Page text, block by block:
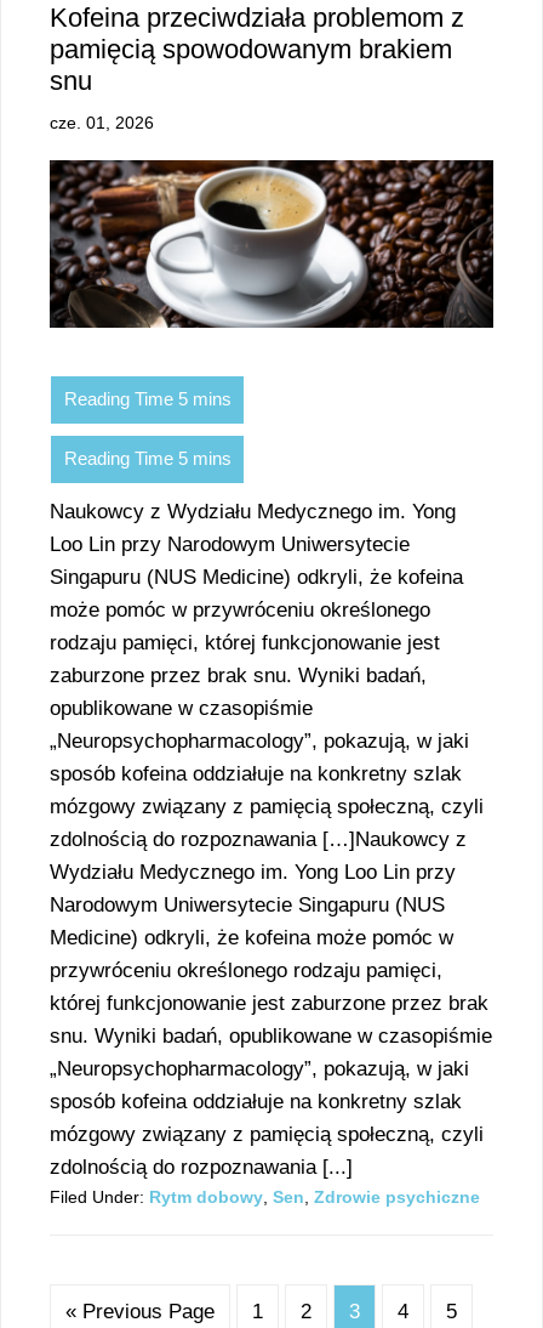
Kofeina przeciwdziała problemom z
pamięcią spowodowanym brakiem
snu
cze. 01, 2026
Naukowcy z Wydziału Medycznego im. Yong
Loo Lin przy Narodowym Uniwersytecie
Singapuru (NUS Medicine) odkryli, że kofeina
może pomóc w przywróceniu określonego
rodzaju pamięci, której funkcjonowanie jest
zaburzone przez brak snu. Wyniki badań,
opublikowane w czasopiśmie
„Neuropsychopharmacology”, pokazują, w jaki
sposób kofeina oddziałuje na konkretny szlak
mózgowy związany z pamięcią społeczną, czyli
zdolnością do rozpoznawania […]Naukowcy z
Wydziału Medycznego im. Yong Loo Lin przy
Narodowym Uniwersytecie Singapuru (NUS
Medicine) odkryli, że kofeina może pomóc w
przywróceniu określonego rodzaju pamięci,
której funkcjonowanie jest zaburzone przez brak
snu. Wyniki badań, opublikowane w czasopiśmie
„Neuropsychopharmacology”, pokazują, w jaki
sposób kofeina oddziałuje na konkretny szlak
mózgowy związany z pamięcią społeczną, czyli
zdolnością do rozpoznawania [...]
Filed Under: Rytm dobowy Sen Zdrowie psychiczne
« Previous Page 1 2 3 4 5